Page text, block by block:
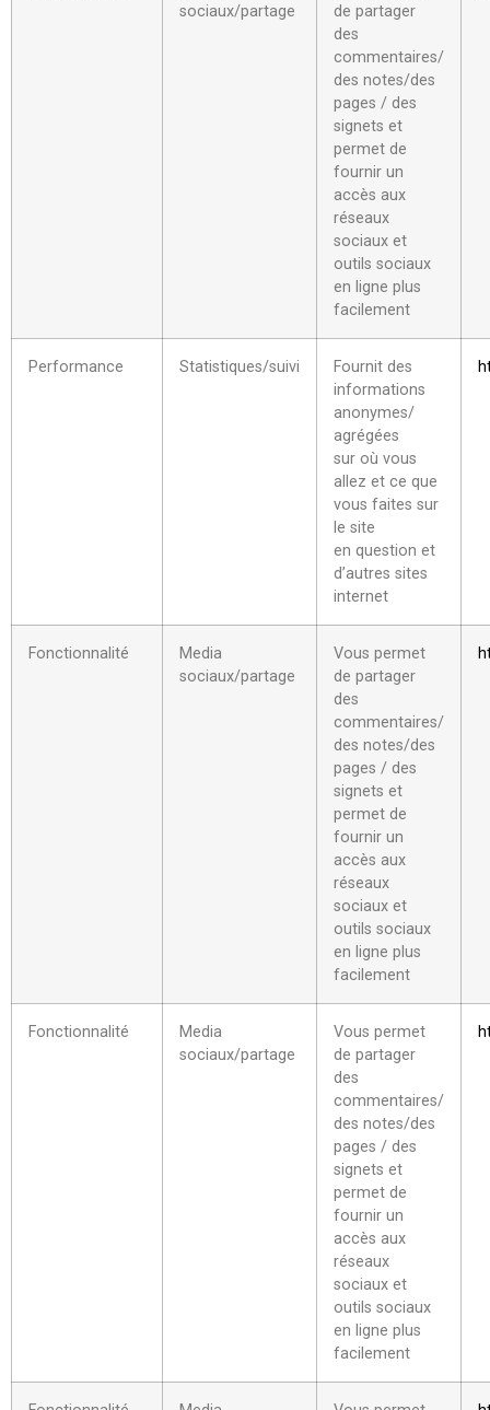
sociaux/partage
de partager
des
commentaires/
des notes/des
pages / des
signets et
permet de
fournir un
accès aux
réseaux
sociaux et
outils sociaux
en ligne plus
facilement
Performance Statistiques/suivi
Fournit des
informations
anonymes/
agrégées
sur où vous
allez et ce que
vous faites sur
le site
en question et
d’autres sites
internet
Fonctionnalité
Media
sociaux/partage
Vous permet
de partager
des
commentaires/
des notes/des
pages / des
signets et
permet de
fournir un
accès aux
réseaux
sociaux et
outils sociaux
en ligne plus
facilement
Fonctionnalité
Media
sociaux/partage
Vous permet
de partager
des
commentaires/
des notes/des
pages / des
signets et
permet de
fournir un
accès aux
réseaux
sociaux et
outils sociaux
en ligne plus
facilement